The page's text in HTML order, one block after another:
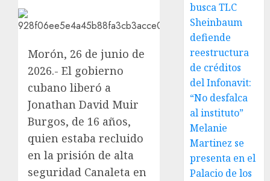
Morón, 26 de junio de
2026.- El gobierno
cubano liberó a
Jonathan David Muir
Burgos, de 16 años,
quien estaba recluido
en la prisión de alta
seguridad Canaleta en
busca TLC
Sheinbaum
defiende
reestructura
de créditos
del Infonavit:
“No desfalca
al instituto”
Melanie
Martinez se
presenta en el
Palacio de los